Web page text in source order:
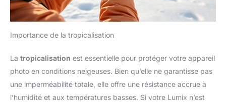
Importance de la tropicalisation
La tropicalisation est essentielle pour protéger votre appareil
photo en conditions neigeuses. Bien qu’elle ne garantisse pas
une imperméabilité totale, elle offre une résistance accrue à
l’humidité et aux températures basses. Si votre Lumix n’est